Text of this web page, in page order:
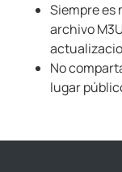
Siempre es
archivo
No
lugar